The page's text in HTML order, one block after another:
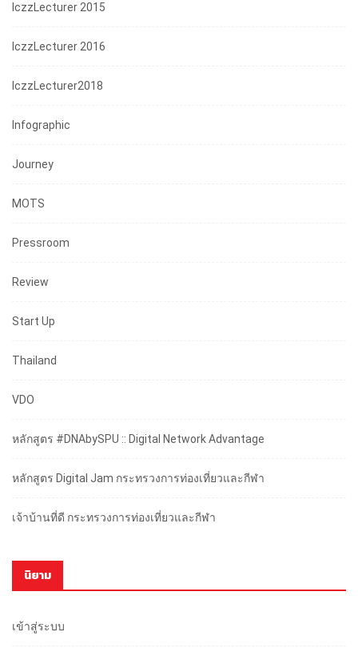
IczzLecturer 2015
IczzLecturer 2016
IczzLecturer2018
Infographic
Journey
MOTS
Pressroom
Review
Start Up
Thailand
VDO
หลักสูตร #DNAbySPU :: Digital Network Advantage
หลักสูตร Digital Jam กระทรวงการท่องเที่ยวและกีฬา
เจ้าบ้านที่ดี กระทรวงการท่องเที่ยวและกีฬา
นิยาม
เข้าสู่ระบบ